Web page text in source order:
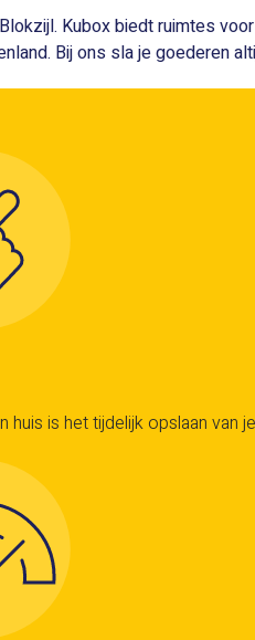
Kubox biedt ruimtes
Bij ons sla je goederen
is het tijdelijk opslaan van